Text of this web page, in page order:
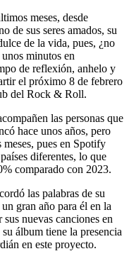
meses, desde
de sus seres amados, su
de la vida, pues, ¿no
minutos en
de reflexión, anhelo y
el próximo 8 de febrero
del Rock & Roll.
las personas que
hace unos años, pero
pues en Spotify
diferentes, lo que
comparado con 2023.
las palabras de su
gran año para él en la
nuevas canciones en
álbum tiene la presencia
en este proyecto.